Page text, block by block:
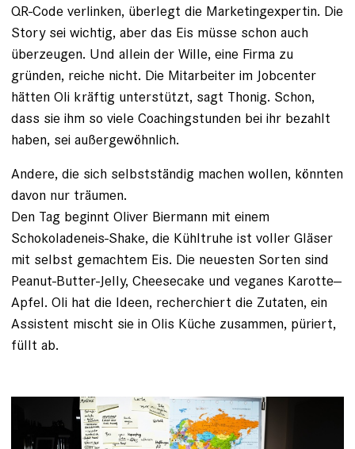
QR-Code verlinken, überlegt die Marketing­expertin. Die
Story sei wichtig, aber das Eis müsse schon auch
überzeugen. Und allein der Wille, eine Firma zu
gründen, reiche nicht. Die Mit­arbeiter im Jobcenter
hätten Oli kräftig unterstützt, sagt Thonig. Schon,
dass sie ihm so viele Coaching­stunden bei ihr bezahlt
haben, sei außer­gewöhnlich.
Andere, die sich selbstständig machen wollen, könnten
­davon nur träumen.
Den Tag beginnt Oliver Biermann mit einem
Schokoladeneis-­Shake, die Kühltruhe ist voller Gläser
mit selbst gemachtem Eis. Die neuesten Sorten sind
Peanut-Butter-Jelly, Cheesecake und veganes Karotte-­
Apfel. Oli hat die Ideen, recherchiert die Zutaten, ein
Assistent mischt sie in Olis Küche zusammen, püriert,
füllt ab.